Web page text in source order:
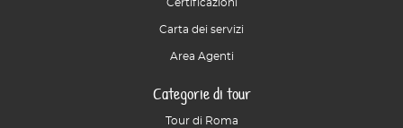
Certificazioni
Carta dei servizi
Area Agenti
Categorie di tour
Tour di Roma